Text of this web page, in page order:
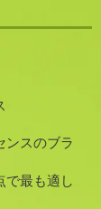
ンスのブラ
で最も適し